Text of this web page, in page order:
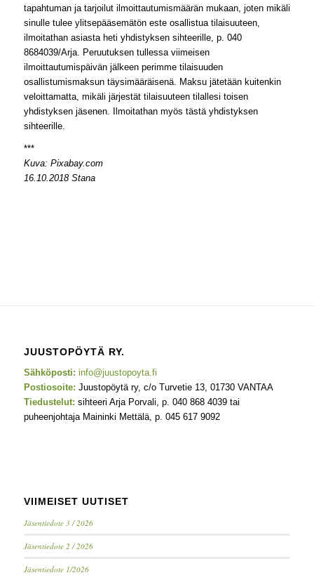
tapahtuman ja tarjoilut ilmoittautumismäärän mukaan, joten mikäli
sinulle tulee ylitsepääsemätön este osallistua tilaisuuteen,
ilmoitathan asiasta heti yhdistyksen sihteerille, p. 040
8684039/Arja. Peruutuksen tullessa viimeisen
ilmoittautumispäivän jälkeen perimme tilaisuuden
osallistumismaksun täysimääräisenä. Maksu jätetään kuitenkin
veloittamatta, mikäli järjestät tilaisuuteen tilallesi toisen
yhdistyksen jäsenen. Ilmoitathan myös tästä yhdistyksen
sihteerille.
***
Kuva: Pixabay.com
16.10.2018 Stana
JUUSTOPÖYTÄ RY.
Sähköposti: info@juustopoyta.fi
Postiosoite: Juustopöytä ry, c/o Turvetie 13, 01730 VANTAA
Tiedustelut: sihteeri Arja Porvali, p. 040 868 4039 tai
puheenjohtaja Maininki Mettälä, p. 045 617 9092
VIIMEISET UUTISET
Jäsentiedote 3 / 2026
Jäsentiedote 2 / 2026
Jäsentiedote 1/2026